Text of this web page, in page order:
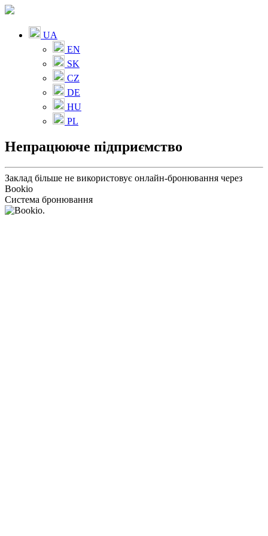
UA
EN
SK
CZ
DE
HU
PL
Непрацююче підприємство
Заклад більше не використовує онлайн-бронювання через
Bookio
Система бронювання